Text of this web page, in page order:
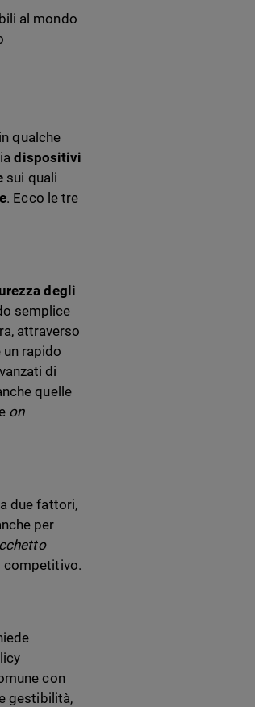
al mondo
qualche
dispositivi
sui quali
. Ecco le tre
degli
semplice
attraverso
un rapido
di
quelle
on
due fattori,
per
competitivo.
con
gestibilità,